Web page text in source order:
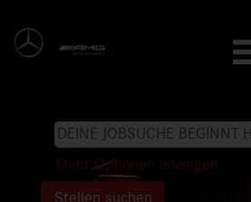
Mehr Optionen anzeigen